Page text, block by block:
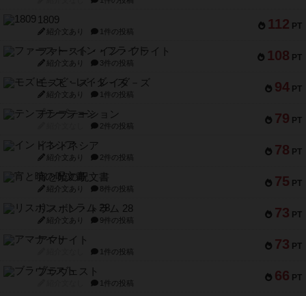
112 PT
1809
紹介文あり 1件の投稿
108 PT
ファースト・イン・フライト
紹介文あり 3件の投稿
94 PT
モズビ－ズ・レイダ－ズ
紹介文あり 1件の投稿
79 PT
テンプテーション
2件の投稿
78 PT
インドネシア
紹介文あり 2件の投稿
75 PT
宵と暁の呪文書
紹介文あり 8件の投稿
73 PT
リスボン・トラム 28
紹介文あり 9件の投稿
73 PT
アマナイト
1件の投稿
66 PT
ブラヴェスト
1件の投稿